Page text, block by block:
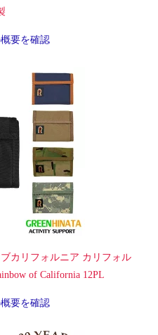
要を確認
カリフォルニア カリフォル
of California 12PL
要を確認